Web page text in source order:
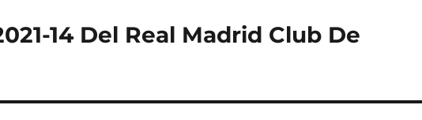
14 Del Real Madrid Club De